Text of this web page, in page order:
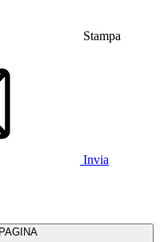
Stampa
Invia